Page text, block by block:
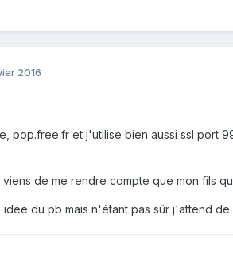
2016
pop.free.fr et j'utilise bien aussi ssl port
viens de me rendre compte que mon fils
du pb mais n'étant pas sûr j'attend